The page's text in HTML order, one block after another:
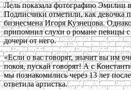
Лель показала фотографию Эмилии в
Подписчики отметили, как девочка
бизнесмена Игоря Кузнецова.
припомнил слухи о романе певицы
дочери от него.
«Если о вас говорят, значит вы им
покоя, пускай говорят! А с
мы познакомились через 13 лет
ответила артистка.